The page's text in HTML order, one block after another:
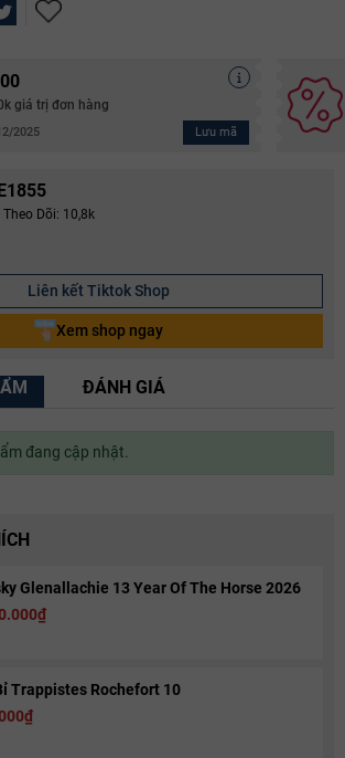
giá trị đơn hàng
2025 Lưu mã
Dõi: 10,8k
Liên kết Tiktok Shop
Xem shop ngay
ĐÁNH GIÁ
đang cập nhật.
Glenallachie 13 Year Of The Horse 2026
Trappistes Rochefort 10